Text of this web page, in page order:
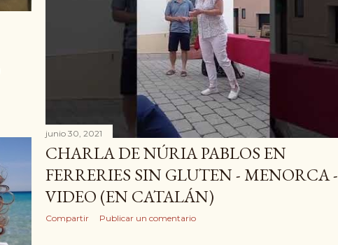
00GLUTEN 5X04: MESA REDONDA EN
FERRERIES (PROGRAMA EN
MENORQUÍN)
Publicar un comentario
junio 30, 2021
CHARLA DE NÚRIA PABLOS EN
FERRERIES SIN GLUTEN - MENORCA -
VIDEO (EN CATALÁN)
Compartir Publicar un comentario